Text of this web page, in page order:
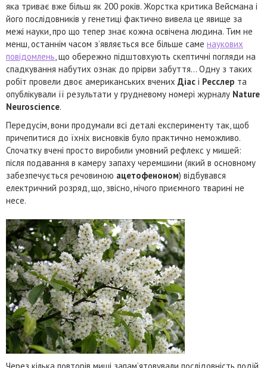
яка триває вже більш як 200 років. Жорстка критика Вейсмана і
його послідовників у генетиці фактично вивела це явище за
межі науки, про що тепер знає кожна освічена людина. Тим не
менш, останнім часом з’являється все більше саме наукових
повідомлень, що обережно підштовхують скептичні погляди на
спадкування набутих ознак до прірви забуття… Одну з таких
робіт провели двоє американських вчених Діас і Ресслер та
опублікували її результати у грудневому номері журналу Nature
Neuroscience.
Передусім, вони продумали всі деталі експерименту так, щоб
причепитися до їхніх висновків було практично неможливо.
Спочатку вчені просто виробили умовний рефлекс у мишей:
після подавання в камеру запаху черемшини (який в основному
забезпечується речовиною ацетофеноном) відбувався
електричний розряд, що, звісно, нічого приємного тварині не
несе.